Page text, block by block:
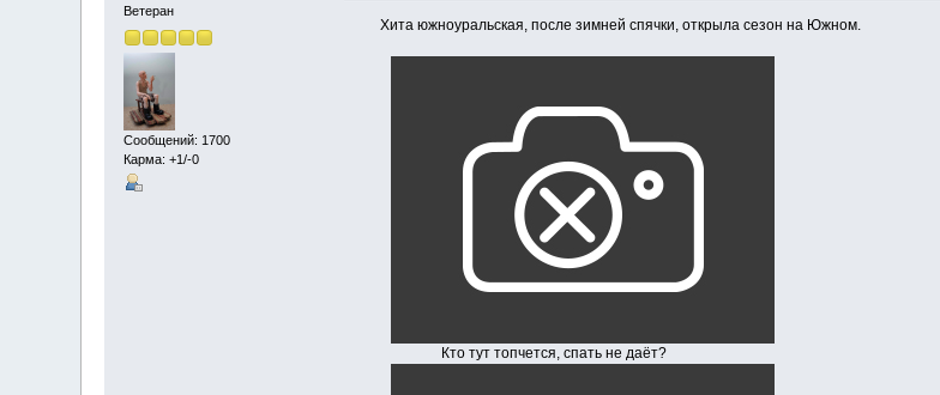
Ветеран
Сообщений: 1700
Карма: +1/-0
Хита южноуральская, после зимней спячки, открыла сезон на Южном.
Кто тут топчется, спать не даёт?